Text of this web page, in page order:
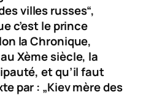
villes russes“,
c’est le prince
la Chronique,
Xème siècle, la
et qu’il faut
par : „Kiev mère des